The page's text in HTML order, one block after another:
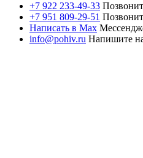
+7 922 233-49-33
+7 951 809-29-51
Написать в Max
info@pohiv.ru Напишите